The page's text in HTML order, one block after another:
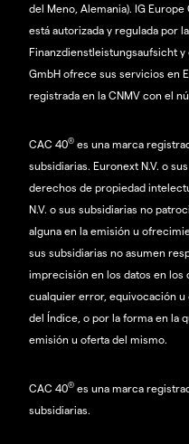
del Meno, Alemania). IG
está autorizada y regulada por
Finanzdienstleistungsaufsicht y
GmbH ofrece sus servicios en
registrada en la CNMV con el
CAC 40® es una marca
subsidiarias. Euronext N.V. o
derechos de propiedad
N.V. o sus subsidiarias no
alguna en la emisión u
sus subsidiarias no asumen
imprecisión en los datos en los
cualquier error, equivocación u
del Índice, o por la forma en la
emisión u oferta del mismo.
CAC 40® es una marca
subsidiarias.